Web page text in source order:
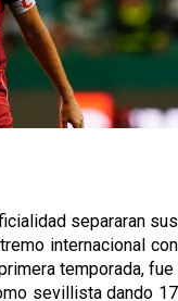
salir
la cantera del
con el
separaran sus
internacional con
temporada, fue
sevillista dando 17